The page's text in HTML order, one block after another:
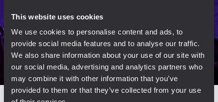
This website uses cookies
We use cookies to personalise content and ads, to
provide social media features and to analyse our traffic.
We also share information about your use of our site with
our social media, advertising and analytics partners who
may combine it with other information that you’ve
provided to them or that they’ve collected from your use